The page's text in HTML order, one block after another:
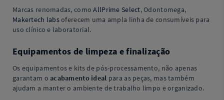
Marcas renomadas, comoAllPrime Select, Odontomega,
Makertech labsoferecem uma ampla linha de consumíveis para
uso clínico e laboratorial.
Equipamentos de limpeza e finalização
Os equipamentos e kits de pós-processamento, não apenas
garantam o acabamento ideal para as peças, mas também
ajudam a manter o ambiente de trabalho limpo e organizado.